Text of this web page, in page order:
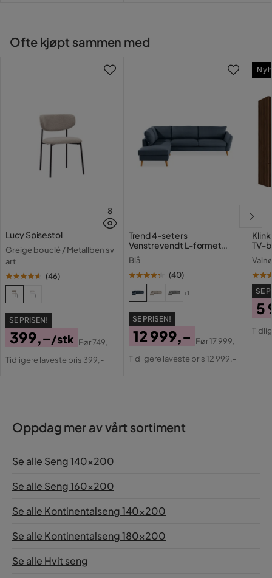
Trekkutseende Tekstil
Funksjon
Oppbevaring
Fasthetsgrad Fast
Form Rektangulær
Fargenavn brown
Fjæring rammemadrass Bonell
Maksvekt 100 Kg
Farge ben
Farge
Madrass Inngår
Serie
Madrass
Ofte kjøpt sammen med
8
Lucy Spisestol
Greige bouclé / Metallben sv
art
(46)
SE PRISEN!
Pris
399,-/stk
Original
Før749,-
Tidligere laveste pris 399,-
Trend 4-seters
Venstrevendt L-formet
Sjeselongsofa i Stoff
Blå
(40)
+1
SE PRISEN!
Pris
12 999,-
Original
Før17 999,-
Tidligere laveste pris 12 999,-
TV-
SE
5
Oppdag mer av vårt sortiment
Se alle Seng 140x200
Se alle Seng 160x200
Se alle Kontinentalseng 140x200
Se alle Kontinentalseng 180x200
Se alle Hvit seng